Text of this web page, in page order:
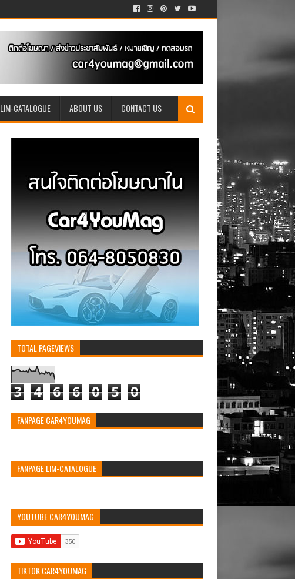
LIM-CATALOGUE ABOUT US CONTACT US
TOTAL PAGEVIEWS
3 4 6 6 0 5 0
FANPAGE CAR4YOUMAG
FANPAGE LIM-CATALOGUE
YOUTUBE CAR4YOUMAG
TIKTOK CAR4YOUMAG